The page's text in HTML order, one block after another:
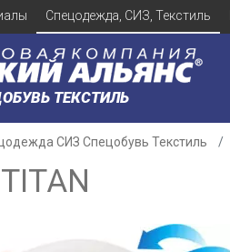
Спецодежда, СИЗ, Текстиль
ТЕКСТИЛЬ
СИЗ Спецобувь Текстиль